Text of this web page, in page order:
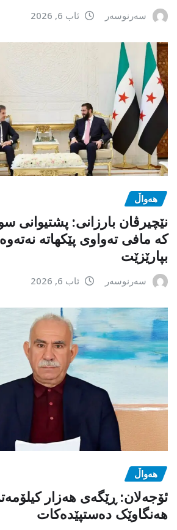
سەرنوسەر ئاب 6, 2026
هەواڵ
نێچیرڤان بارزانی: پشتیوانی
کە مافی تەواوی پێکهاتە
بپارێزێت
سەرنوسەر ئاب 6, 2026
هەواڵ
ئۆجەلان: ڕێگەی هەزار
هەنگاوێک دەستپێدەکات